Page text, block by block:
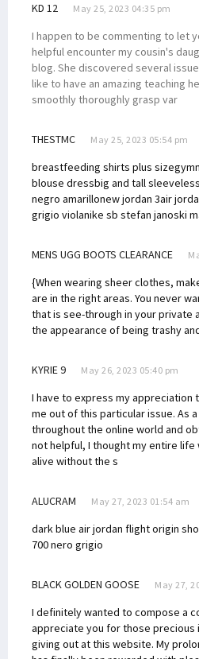
KD 12 May 25, 2023 04:35 pm
I happen to be commenting to let
helpful encounter my cousin's
blog. She discovered several
like to have an amazing teaching
smoothly thoroughly grasp var
THESTMC May 25, 2023 05:54 pm
breastfeeding shirts plus size
blouse dressbig and tall
negro amarillonew jordan 3air
grigio violanike sb stefan janoski
MENS UGG BOOTS CLEARANCE
{When wearing sheer clothes,
are in the right areas. You never
that is see-through in your private
the appearance of being trashy
KYRIE 9 May 26, 2023 05:40 pm
I have to express my appreciation
me out of this particular issue. As
throughout the online world and
not helpful, I thought my entire life
alive without the s
ALUCRAM May 27, 2023 01:54 am
dark blue air jordan flight origin
700 nero grigio
BLACK GOLDEN GOOSE May 27,
I definitely wanted to compose a
appreciate you for those precious
giving out at this website. My